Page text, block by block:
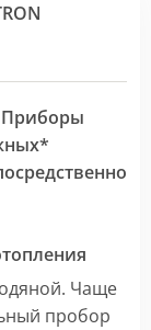
Приборы
Чаще
пробор